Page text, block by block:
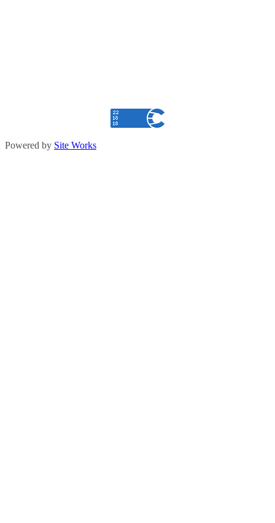
Powered by Site Works